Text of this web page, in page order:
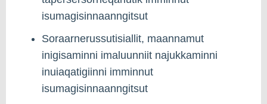
isumagisinnaanngitsut
Soraarnerussutisiallit, maannamut
inigisaminni imaluunniit najukkaminni
inuiaqatigiinni imminnut
isumagisinnaanngitsut